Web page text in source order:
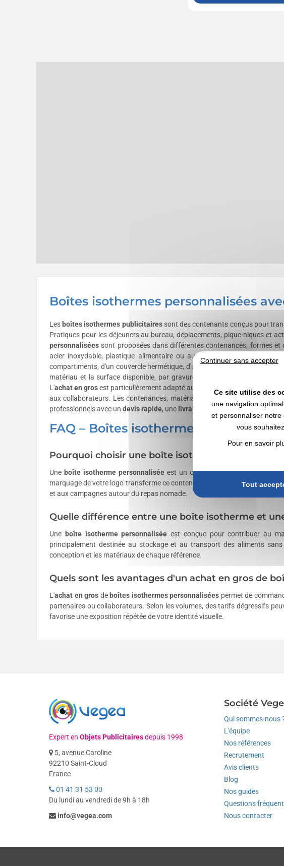
Boîtes isothermes personnalisées
Les boîtes isothermes publicitairessont des contenants conçus pour
Pratiques pour les déjeuners au bureau, déplacements, pique-niques et
personnalisées sont proposées dans différentes contenances, formes
acier inoxydable, plastique alimentaire ou autres matériaux adaptés
compartiments, d'un couvercle hermétique, d'une poignée de transport
matériau et la surface disponible, par gravure laser, tampographie,
L'achat en grosest particulièrement adapté aux entreprises, collectivités,
aux collaborateurs. Les contenances, matériaux, performances
professionnels avec un devis rapide, une livraison rapideet une sélection
FAQ – Boîtes isothermes
Pourquoi choisir une boîte isotherme
Une boîte isotherme personnalisée est un objet publicitaire pratique et
marquage de votre logo transforme ce contenant du quotidien en
et aux campagnes autour du repas nomade.
Quelle différence entre une boîte isotherme et
Une boîte isotherme personnalisée est conçue pour contribuer au
principalement destinée au stockage et au transport des aliments
conception et les matériaux de chaque référence.
Quels sont les avantages d'un achat en gros de
L'achat en gros de boîtes isothermes personnalisées permet de
partenaires ou collaborateurs. Selon les volumes, des tarifs dégressifs
favorise une exposition répétée de votre identité visuelle.
Expert en Objets Publicitairesdepuis 1998
5, avenue Caroline
92210 Saint-Cloud
France
01 41 31 53 00
Du lundi au vendredi de 9h à 18h
info@vegea.com
Société
Qui sommes-nous
L'équipe
Nos références
Recrutement
Avis clients
Blog
Nos guides
Questions
Nous contacter
Continuer sans accepter
Ce site utilise des
une navigation
et personnaliser notre
vous
Pour en savoir
Tout